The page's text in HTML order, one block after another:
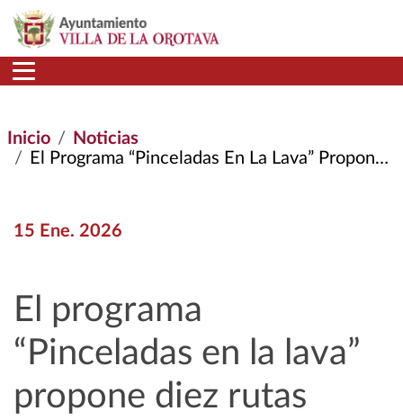
Pasar al contenido principal
Inicio
Noticias
El Programa “Pinceladas En La Lava” Propone Diez Rutas Guiadas Por Espacios Naturales Protegidos de La Isla
15 Ene. 2026
El programa
“Pinceladas en la lava”
propone diez rutas